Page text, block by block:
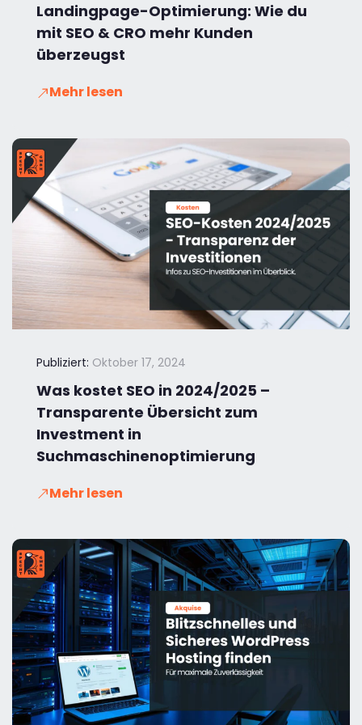
Landingpage-Optimierung: Wie du
mit SEO & CRO mehr Kunden
überzeugst
Mehr lesen
Publiziert: Oktober 17, 2024
Was kostet SEO in 2024/2025 –
Transparente Übersicht zum
Investment in
Suchmaschinenoptimierung
Mehr lesen